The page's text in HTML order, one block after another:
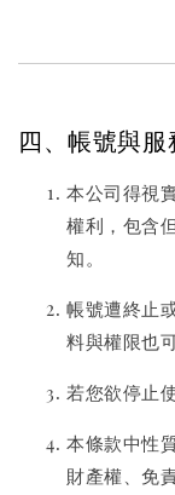
四、帳號與服
本公司得視
權利，包含
知。
帳號遭終止
料與權限也
若您欲停止
本條款中性
財產權、免